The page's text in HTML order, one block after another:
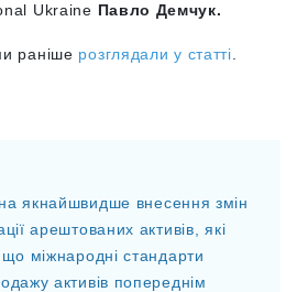
Ukraine Павло Демчук.
раніше розглядали у статті
якнайшвидше внесення змін
арештованих активів, які
міжнародні стандарти
активів попереднім